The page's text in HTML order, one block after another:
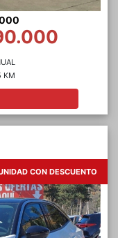
KM
CON DESCUENTO